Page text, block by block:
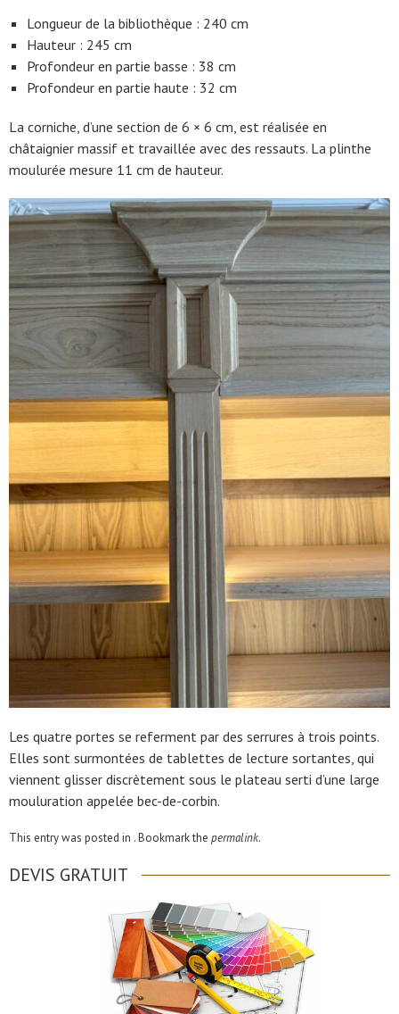
Longueur de la bibliothèque : 240 cm
Hauteur : 245 cm
Profondeur en partie basse : 38 cm
Profondeur en partie haute : 32 cm
La corniche, d’une section de 6 × 6 cm, est réalisée en
châtaignier massif et travaillée avec des ressauts. La plinthe
moulurée mesure 11 cm de hauteur.
Les quatre portes se referment par des serrures à trois points.
Elles sont surmontées de tablettes de lecture sortantes, qui
viennent glisser discrètement sous le plateau serti d’une large
mouluration appelée bec-de-corbin.
This entry was posted in . Bookmark the permalink.
DEVIS GRATUIT